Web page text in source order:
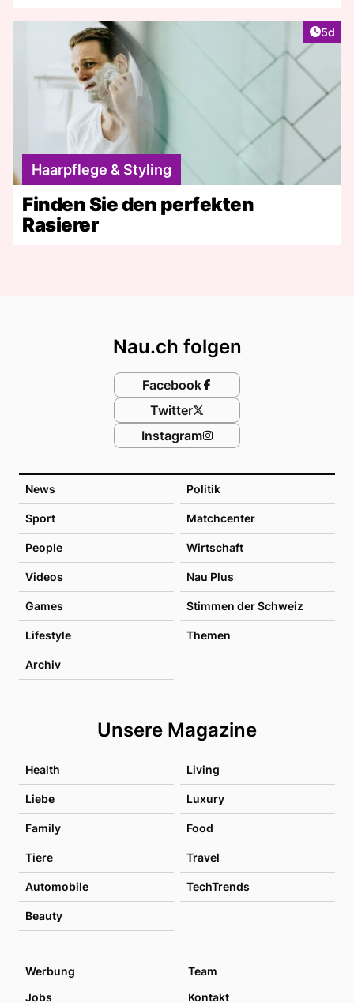
5d
Haarpflege & Styling
Finden Sie den perfekten
Rasierer
News Politik
Sport Matchcenter
People Wirtschaft
Videos Nau Plus
Games Stimmen der Schweiz
Lifestyle Themen
Archiv
Unsere Magazine
Health Living
Liebe Luxury
Family Food
Tiere Travel
Automobile TechTrends
Beauty
Nau.ch folgen
Facebook
Twitter
Instagram
Werbung
Team
Jobs
Kontakt